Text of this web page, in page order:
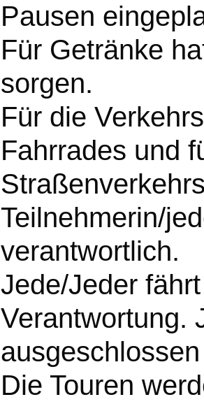
Pausen
Für Getränke
sorgen.
Für die
Fahrrades und
Teilnehmerin/
verantwortlich.
Jede/Jeder
Verantwortung.
ausgeschlossen
Die Touren